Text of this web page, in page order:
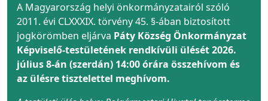
A Magyarország helyi önkormányzatairól szóló
2011. évi CLXXXIX. törvény 45. §-ában biztosított
jogkörömben eljárva Páty Község Önkormányzat
Képviselő-testületének rendkívüli ülését 2026.
július 8-án (szerdán) 14:00 órára összehívom és
az ülésre tisztelettel meghívom.